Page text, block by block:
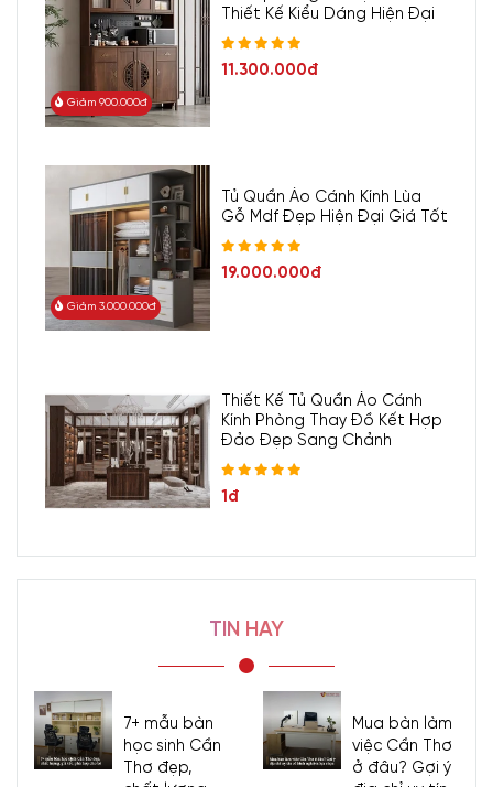
Giảm 900.000đ
Thiết Kế Kiểu Dáng Hiện Đại
11.300.000đ
Giảm 3.000.000đ
Tủ Quần Áo Cánh Kính Lùa
Gỗ Mdf Đẹp Hiện Đại Giá Tốt
19.000.000đ
Thiết Kế Tủ Quần Áo Cánh
Kính Phòng Thay Đồ Kết Hợp
Đảo Đẹp Sang Chảnh
1đ
TIN HAY
7+ mẫu bàn
học sinh Cần
Thơ đẹp,
Mua bàn làm
việc Cần Thơ
ở đâu? Gợi ý